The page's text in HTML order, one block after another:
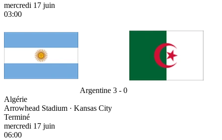
mercredi 17 juin
03:00
Argentine 3 - 0
Algérie
Arrowhead Stadium · Kansas City
Terminé
mercredi 17 juin
06:00